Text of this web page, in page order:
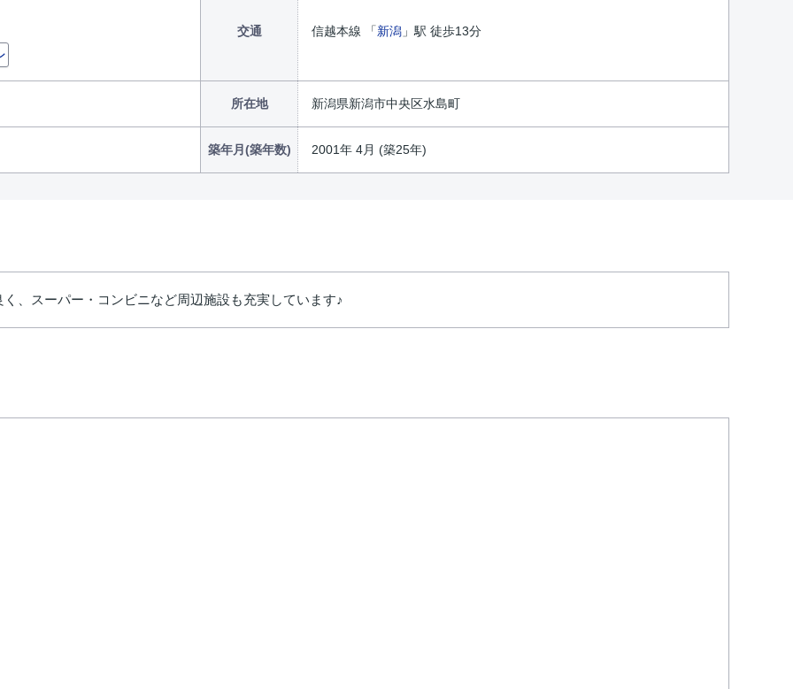
交通 信越本線 「新潟 」駅 徒歩13分
所在地 新潟県新潟市中央区水島町
築年月(築年数) 2001年 4月 (築25年)
、スーパー・コンビニなど周辺施設も充実しています♪